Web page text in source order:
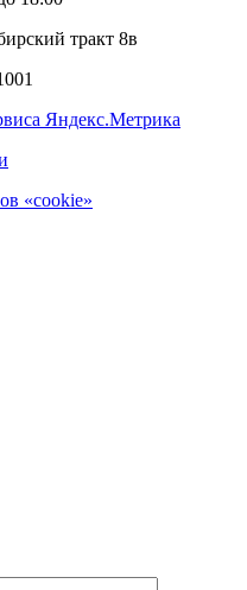
тракт 8в
Яндекс.Метрика
«cookie»